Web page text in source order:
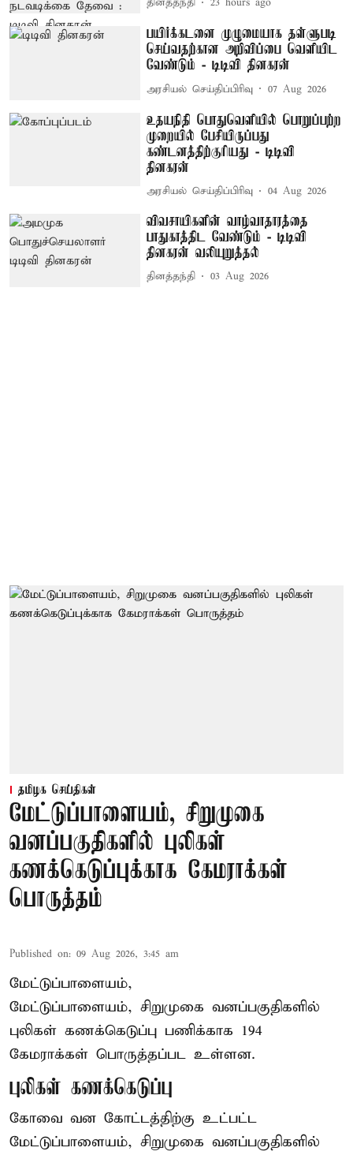
தினத்தந்தி 23 hours ago
பயிர்க்கடனை முழுமையாக தள்ளுபடி
செய்வதற்கான அறிவிப்பை வெளியிட
வேண்டும் - டிடிவி தினகரன்
அரசியல் செய்திப்பிரிவு 07 Aug 2026
உதயநிதி பொதுவெளியில் பொறுப்பற்ற
முறையில் பேசியிருப்பது
கண்டனத்திற்குரியது - டிடிவி
தினகரன்
அரசியல் செய்திப்பிரிவு 04 Aug 2026
விவசாயிகளின் வாழ்வாதாரத்தை
பாதுகாத்திட வேண்டும் - டிடிவி
தினகரன் வலியுறுத்தல்
தினத்தந்தி 03 Aug 2026
தமிழக செய்திகள்
மேட்டுப்பாளையம், சிறுமுகை
வனப்பகுதிகளில் புலிகள்
கணக்கெடுப்புக்காக கேமராக்கள்
பொருத்தம்
Published on: 09 Aug 2026, 3:45 am
மேட்டுப்பாளையம்,
மேட்டுப்பாளையம், சிறுமுகை வனப்பகுதிகளில்
புலிகள் கணக்கெடுப்பு பணிக்காக 194
கேமராக்கள் பொருத்தப்பட உள்ளன.
புலிகள் கணக்கெடுப்பு
கோவை வன கோட்டத்திற்கு உட்பட்ட
மேட்டுப்பாளையம், சிறுமுகை வனப்பகுதிகளில்